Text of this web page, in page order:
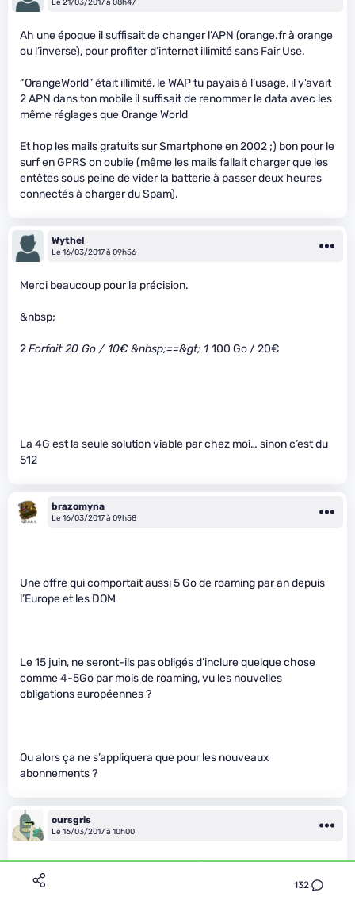
132
Le 21/03/2017 à 08h47
Ah une époque il suffisait de changer l’APN (orange.fr à orange
ou l’inverse), pour profiter d’internet illimité sans Fair Use.
“OrangeWorld” était illimité, le WAP tu payais à l’usage, il y’avait
2 APN dans ton mobile il suffisait de renommer le data avec les
même réglages que Orange World
Et hop les mails gratuits sur Smartphone en 2002 ;) bon pour le
surf en GPRS on oublie (même les mails fallait charger que les
entêtes sous peine de vider la batterie à passer deux heures
connectés à charger du Spam).
Wythel
Le 16/03/2017 à 09h56
Merci beaucoup pour la précision.
&nbsp;
2Forfait 20 Go / 10€ &nbsp;==&gt; 1 100 Go / 20€
La 4G est la seule solution viable par chez moi… sinon c’est du
512
brazomyna
Le 16/03/2017 à 09h58
Une offre qui comportait aussi 5 Go de roaming par an depuis
l’Europe et les DOM
Le 15 juin, ne seront-ils pas obligés d’inclure quelque chose
comme 4-5Go par mois de roaming, vu les nouvelles
obligations européennes ?
Ou alors ça ne s’appliquera que pour les nouveaux
abonnements ?
oursgris
Le 16/03/2017 à 10h00
justement ils anticipent l’obligation légale